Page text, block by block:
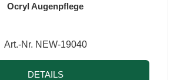
Ocryl Augenpflege
Art.-Nr. NEW-19040
DETAILS